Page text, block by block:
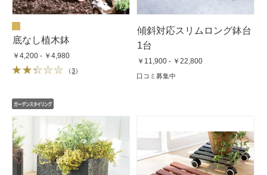
底なし植木鉢
￥4,200 - ￥4,980
（3）
傾斜対応スリムロング鉢台
1台
￥11,900 - ￥22,800
口コミ募集中